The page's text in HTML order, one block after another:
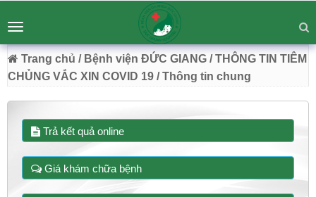
BỆNH VIỆN ĐA KHOA ĐỨC GIANG
Chuyên Sâu - Tận Tâm - Vươn Tầm
54 Trường Lâm, Việt Hưng, Hà Nội
Toggle
navigation
Trang chủ / Bệnh viện ĐỨC GIANG / THÔNG TIN TIÊM
CHỦNG VẮC XIN COVID 19 / Thông tin chung
Trả kết quả online
Giá khám chữa bệnh